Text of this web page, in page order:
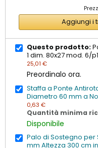
Aggiungi i
Questo prodotto:
1 dim. 80x27 mod. 6/
25,01 €
Preordinalo ora.
Staffa a Ponte
Diametro 60 mm a
0,63 €
Quantità minima
Disponibile
Palo di Sostegno
mm Altezza 300 cm